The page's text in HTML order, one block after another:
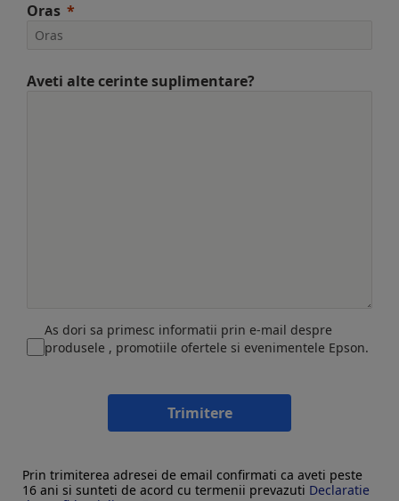
Oras
Aveti alte cerinte suplimentare?
As dori sa primesc informatii prin e-mail despre
produsele , promotiile ofertele si evenimentele Epson.
Trimitere
Prin trimiterea adresei de email confirmati ca aveti peste
16 ani si sunteti de acord cu termenii prevazuti Declaratie